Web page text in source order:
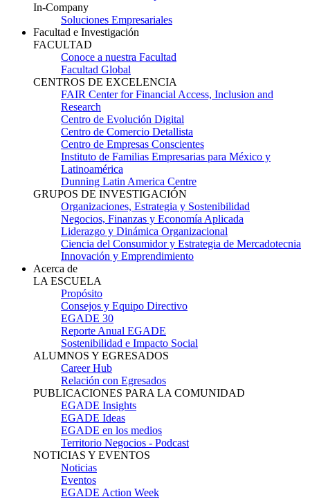
In-Company
Soluciones Empresariales
Facultad e Investigación
FACULTAD
Conoce a nuestra Facultad
Facultad Global
CENTROS DE EXCELENCIA
FAIR Center for Financial Access, Inclusion and
Research
Centro de Evolución Digital
Centro de Comercio Detallista
Centro de Empresas Conscientes
Instituto de Familias Empresarias para México y
Latinoamérica
Dunning Latin America Centre
GRUPOS DE INVESTIGACIÓN
Organizaciones, Estrategia y Sostenibilidad
Negocios, Finanzas y Economía Aplicada
Liderazgo y Dinámica Organizacional
Ciencia del Consumidor y Estrategia de Mercadotecnia
Innovación y Emprendimiento
Acerca de
LA ESCUELA
Propósito
Consejos y Equipo Directivo
EGADE 30
Reporte Anual EGADE
Sostenibilidad e Impacto Social
ALUMNOS Y EGRESADOS
Career Hub
Relación con Egresados
PUBLICACIONES PARA LA COMUNIDAD
EGADE Insights
EGADE Ideas
EGADE en los medios
Territorio Negocios - Podcast
NOTICIAS Y EVENTOS
Noticias
Eventos
EGADE Action Week